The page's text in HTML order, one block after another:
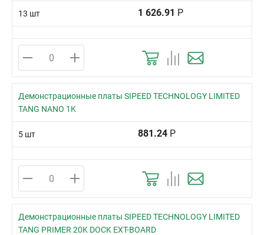
13 шт 1 626.91 Р
Демонстрационные платы SIPEED TECHNOLOGY LIMITED
TANG NANO 1K
5 шт 881.24 Р
Демонстрационные платы SIPEED TECHNOLOGY LIMITED
TANG PRIMER 20K DOCK EXT-BOARD